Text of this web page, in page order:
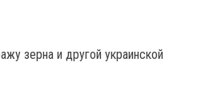
зерна и другой украинской